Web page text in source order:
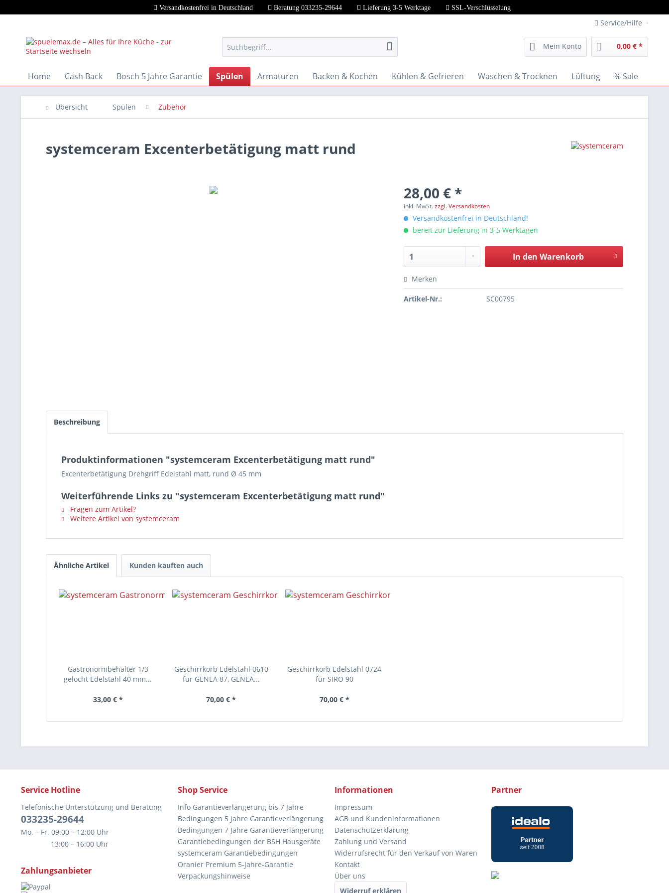
Versandkostenfrei in Deutschland Beratung 033235-29644 Lieferung 3-5 Werktage SSL-Verschlüsselung
Service/Hilfe
Mein Konto 0,00 € *
Home Cash Back Bosch 5 Jahre Garantie Spülen Armaturen Backen & Kochen Kühlen & Gefrieren Waschen & Trocknen Lüftung % Sale
Übersicht Spülen Zubehör
systemceram Excenterbetätigung matt rund
28,00 € *
inkl. MwSt.zzgl. Versandkosten
Versandkostenfrei in Deutschland!
bereit zur Lieferung in 3-5 Werktagen
In den Warenkorb
Merken
Artikel-Nr.: SC00795
Beschreibung
Produktinformationen "systemceram Excenterbetätigung matt rund"
Excenterbetätigung Drehgriff Edelstahl matt, rund Ø 45 mm
Weiterführende Links zu "systemceram Excenterbetätigung matt rund"
Fragen zum Artikel?
Weitere Artikel von systemceram
Ähnliche Artikel Kunden kauften auch
Gastronormbehälter 1/3
gelocht Edelstahl 40 mm...
33,00 € *
Geschirrkorb Edelstahl 0610
für GENEA 87, GENEA...
70,00 € *
Geschirrkorb Edelstahl 0724
für SIRO 90
70,00 € *
Service Hotline
Telefonische Unterstützung und Beratung
033235-29644
Mo. – Fr. 09:00 – 12:00 Uhr
13:00 – 16:00 Uhr
Zahlungsanbieter
Shop Service
Info Garantieverlängerung bis 7 Jahre
Bedingungen 5 Jahre Garantieverlängerung
Bedingungen 7 Jahre Garantieverlängerung
Garantiebedingungen der BSH Hausgeräte
systemceram Garantiebedingungen
Oranier Premium 5-Jahre-Garantie
Verpackungshinweise
Informationen
Impressum
AGB und Kundeninformationen
Datenschutzerklärung
Zahlung und Versand
Widerrufsrecht für den Verkauf von Waren
Kontakt
Über uns
Widerruf erklären
Partner